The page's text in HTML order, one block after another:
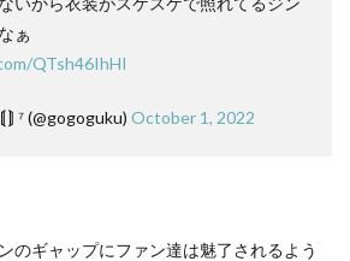
ぁ
QTsh46IhHI
⁷ (@gogoguku) October 1, 2022
のギャップにファン達は魅了されるよう